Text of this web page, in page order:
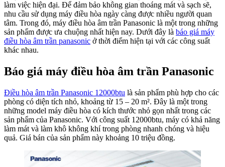
máy
điều
hòa
âm
trần
điểm
tại
làm việc hiện đại. Để đảm bảo không gian thoáng mát và sạch sẽ,
nhu cầu sử dụng máy điều hòa ngày càng được nhiều người quan
tâm. Trong đó, máy điều hòa âm trần Panasonic là một trong những
sản phẩm được ưa chuộng nhất hiện nay. Dưới đây là báo giá máy
điều hòa âm trần panasonic ở thời điểm hiện tại với các công suất
khác nhau.
Báo giá máy điều hòa âm trần Panasonic
Điều hòa âm trần Panasonic 12000btu là sản phẩm phù hợp cho các
phòng có diện tích nhỏ, khoảng từ 15 – 20 m². Đây là một trong
những model máy điều hòa có kích thước nhỏ gọn nhất trong các
sản phẩm của Panasonic. Với công suất 12000btu, máy có khả năng
làm mát và làm khô không khí trong phòng nhanh chóng và hiệu
quả. Giá bán của sản phẩm này khoảng 10 triệu đồng.